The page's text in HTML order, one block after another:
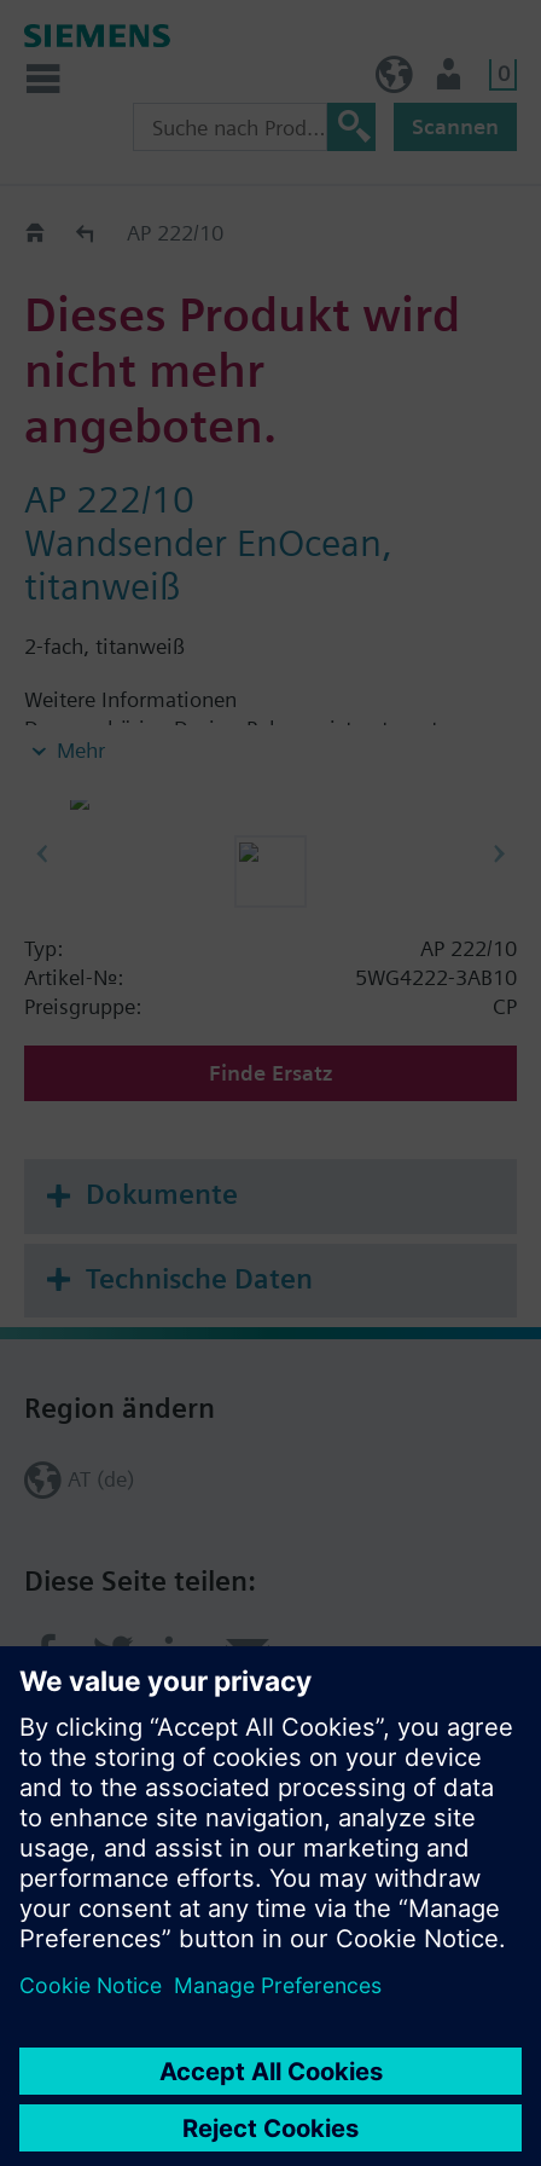
0
Scannen
Old2NewAP 222/10
Dieses Produkt wird
nicht mehr
angeboten.
AP 222/10
Wandsender EnOcean,
titanweiß
2-fach, titanweiß
Weitere Informationen
Der zugehörige Design-Rahmen ist getrennt zu
bestellen. Siehe Kapitel Anzeige- und Bediengeräte -
Mehr
Typ:
AP 222/10
Artikel-Nr.:
5WG4222-3AB10
Preisgruppe:
CP
Finde Ersatz
Dokumente
Technische Daten
Diese Seite teilen:
Region ändern
AT (de)
© Siemens Schweiz AG 2016
Produktangebot und Preise können pro Land
Nutzungsbedingungen